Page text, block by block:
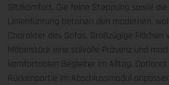
Sitzkomfort. Die feine Steppung sowie die
Linienführung betonen den modernen,
Charakter des Sofas. Großzügige Flächen
Möbelstück eine stilvolle Präsenz und
komfortablen Begleiter im Alltag.
Rückenpartie im Abschlussmodul